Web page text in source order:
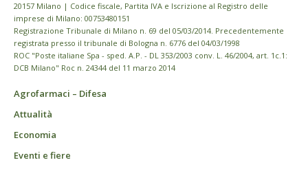
20157 Milano | Codice fiscale, Partita IVA e Iscrizione al Registro delle
imprese di Milano: 00753480151
Registrazione Tribunale di Milano n. 69 del 05/03/2014. Precedentemente
registrata presso il tribunale di Bologna n. 6776 del 04/03/1998
ROC "Poste italiane Spa - sped. A.P. - DL 353/2003 conv. L. 46/2004, art. 1c.1:
DCB Milano" Roc n. 24344 del 11 marzo 2014
Agrofarmaci – Difesa
Attualità
Economia
Eventi e fiere